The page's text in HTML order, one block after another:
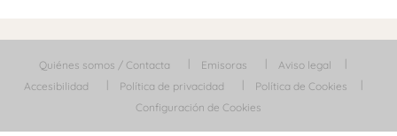
Quiénes somos / Contacta Emisoras
Aviso legal
Accesibilidad
Política de privacidad
Política de Cookies
Configuración de Cookies